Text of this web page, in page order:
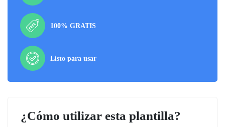
100% GRATIS
Listo para usar
¿Cómo utilizar esta plantilla?